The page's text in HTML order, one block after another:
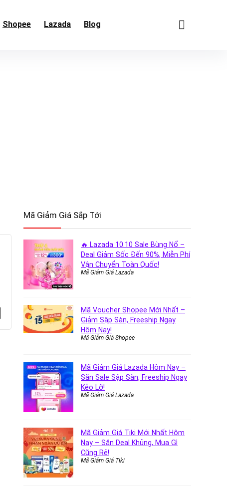
Shopee Lazada Blog
Mã Giảm Giá Sắp Tới
🔥 Lazada 10.10 Sale Bùng Nổ –
Deal Giảm Sốc Đến 90%, Miễn Phí
Vận Chuyển Toàn Quốc!
Mã Giảm Giá Lazada
Mã Voucher Shopee Mới Nhất –
Giảm Sập Sàn, Freeship Ngay
Hôm Nay!
Mã Giảm Giá Shopee
Mã Giảm Giá Lazada Hôm Nay –
Săn Sale Sập Sàn, Freeship Ngay
Kẻo Lỡ!
Mã Giảm Giá Lazada
Mã Giảm Giá Tiki Mới Nhất Hôm
Nay – Săn Deal Khủng, Mua Gì
Cũng Rẻ!
Mã Giảm Giá Tiki